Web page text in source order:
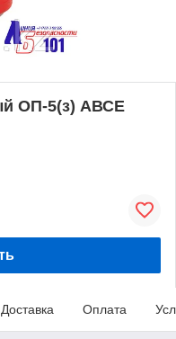
ОП-5(з) АВСЕ
Доставка Оплата